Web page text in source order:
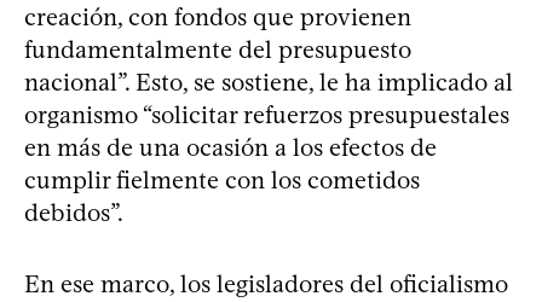
creación, con fondos que provienen
fundamentalmente del presupuesto
nacional”. Esto, se sostiene, le ha implicado al
organismo “solicitar refuerzos presupuestales
en más de una ocasión a los efectos de
cumplir fielmente con los cometidos
debidos”.
En ese marco, los legisladores del oficialismo